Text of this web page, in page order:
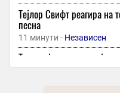
Тејлор Свифт реагира на
песна
11 минути - Независен
Трагедијата на парос ја
страдаат на летувањата